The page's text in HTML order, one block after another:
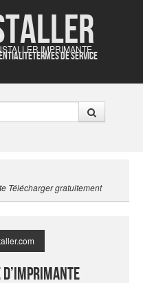
IMPRIMANTE
TERMES DE SERVICE
Télécharger gratuitement
d’imprimante